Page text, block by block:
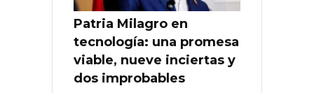
Patria Milagro en
tecnología: una promesa
viable, nueve inciertas y
dos improbables